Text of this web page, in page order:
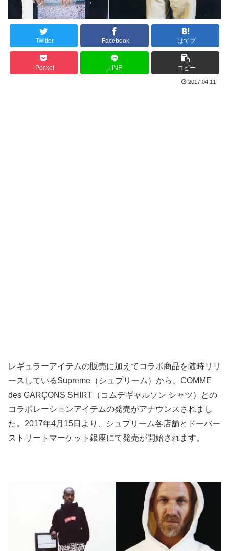
Twitter Facebook はてブ
Pocket LINE コピー
2017.04.11
レギュラーアイテムの販売に加えてコラボ商品を随時リリ
ースしているSupreme（シュプリーム）から、COMME
des GARÇONS SHIRT（コムデギャルソン シャツ）との
コラボレーションアイテムの発売がアナウンスされまし
た。2017年4月15日より、シュプリーム各店舗とドーバー
ストリートマーケット銀座にて発売が開始されます。